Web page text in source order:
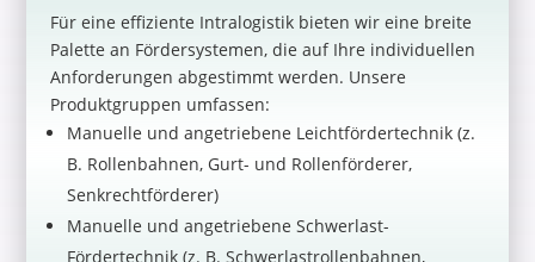
Für eine effiziente Intralogistik bieten wir eine breite
Palette an Fördersystemen, die auf Ihre individuellen
Anforderungen abgestimmt werden. Unsere
Produktgruppen umfassen:
Manuelle und angetriebene Leichtfördertechnik (z.
B. Rollenbahnen, Gurt- und Rollenförderer,
Senkrechtförderer)
Manuelle und angetriebene Schwerlast-
Fördertechnik (z. B. Schwerlastrollenbahnen,